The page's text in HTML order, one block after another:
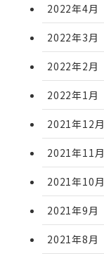
2022年4月
2022年3月
2022年2月
2022年1月
2021年12月
2021年11月
2021年10月
2021年9月
2021年8月